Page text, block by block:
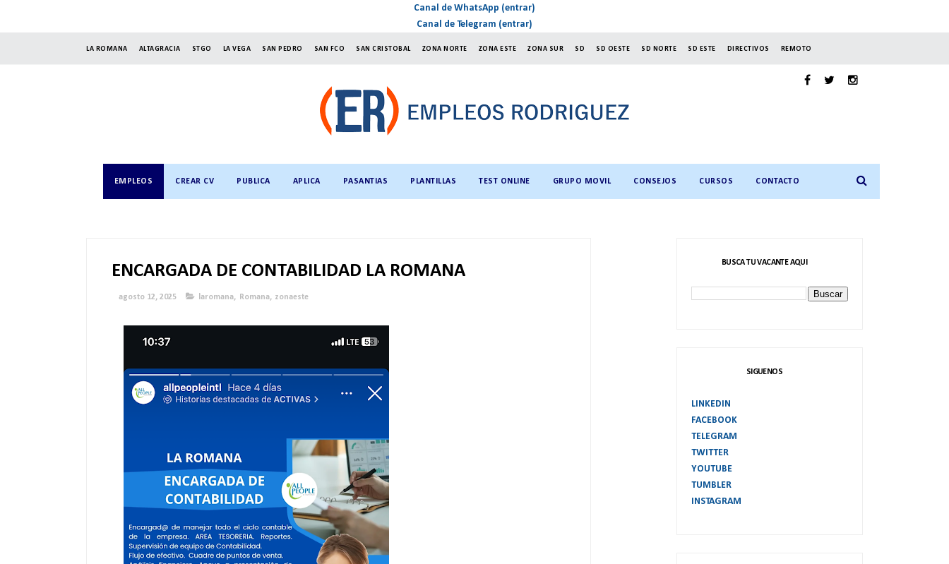
Canal de WhatsApp (entrar)
Canal de Telegram (entrar)
LA ROMANA ALTAGRACIA STGO LA VEGA SAN PEDRO SAN FCO SAN CRISTOBAL ZONA NORTE ZONA ESTE ZONA SUR SD SD OESTE SD NORTE SD ESTE DIRECTIVOS REMOTO
EMPLEOS CREAR CV PUBLICA APLICA PASANTIAS PLANTILLAS TEST ONLINE GRUPO MOVIL CONSEJOS CURSOS CONTACTO
ENCARGADA DE CONTABILIDAD LA ROMANA
agosto 12, 2025 laromana, Romana, zonaeste
BUSCA TU VACANTE AQUI
SIGUENOS
LINKEDIN
FACEBOOK
TELEGRAM
TWITTER
YOUTUBE
TUMBLER
INSTAGRAM